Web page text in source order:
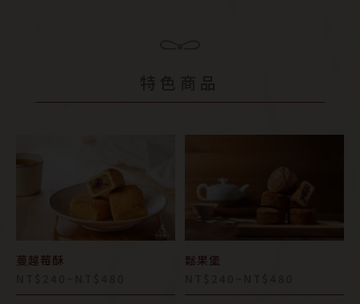
蔓越莓酥
鬆果堡